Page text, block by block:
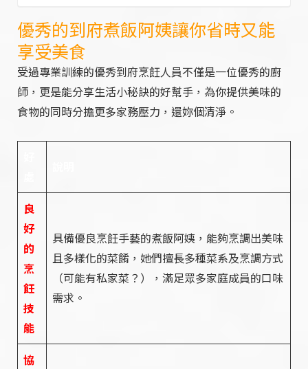
優秀的到府煮飯阿姨讓你省時又能
享受美食
受過專業訓練的優秀到府烹飪人員不僅是一位優秀的廚
師，更是能分享生活小秘訣的好幫手，為你提供美味的
食物的同時分擔更多家務壓力，還妳個清淨。
良
好
的
烹
飪
技
能
具備優良烹飪手藝的煮飯阿姨，能夠烹調出美味
且多樣化的菜餚，她們擅長多種菜系及烹調方式
（可能有私家菜？），滿足眾多家庭成員的口味
需求。
協